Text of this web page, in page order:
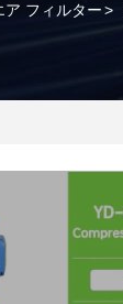
ア フィルター>